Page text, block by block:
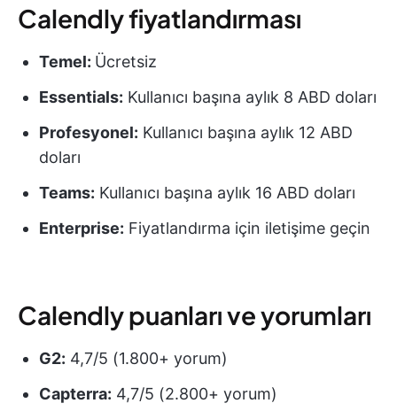
Calendly fiyatlandırması
Temel: Ücretsiz
Essentials: Kullanıcı başına aylık 8 ABD doları
Profesyonel: Kullanıcı başına aylık 12 ABD
doları
Teams: Kullanıcı başına aylık 16 ABD doları
Enterprise: Fiyatlandırma için iletişime geçin
Calendly puanları ve yorumları
G2: 4,7/5 (1.800+ yorum)
Capterra: 4,7/5 (2.800+ yorum)